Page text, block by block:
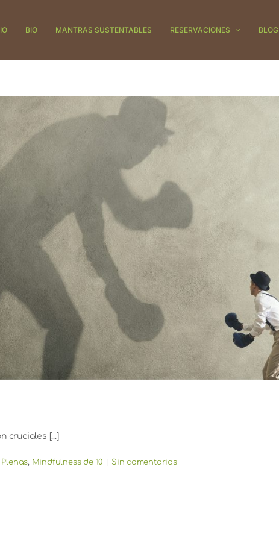
BIO MANTRAS SUSTENTABLES RESERVACIONES BLOG
cruciales [...]
, Mindfulness de 10 Sin comentarios